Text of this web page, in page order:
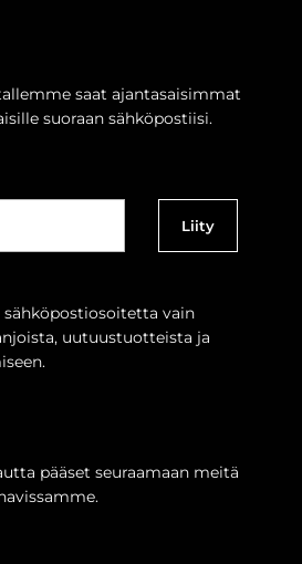
saat ajantasaisimmat
suoraan sähköpostiisi.
vain
uutuustuotteista ja
pääset seuraamaan meitä